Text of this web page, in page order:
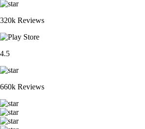
320k Reviews
4.5
660k Reviews